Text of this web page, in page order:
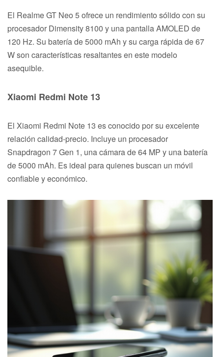
El Realme GT Neo 5 ofrece un rendimiento sólido con su
procesador Dimensity 8100 y una pantalla AMOLED de
120 Hz. Su batería de 5000 mAh y su carga rápida de 67
W son características resaltantes en este modelo
asequible.
Xiaomi Redmi Note 13
El Xiaomi Redmi Note 13 es conocido por su excelente
relación calidad-precio. Incluye un procesador
Snapdragon 7 Gen 1, una cámara de 64 MP y una batería
de 5000 mAh. Es ideal para quienes buscan un móvil
confiable y económico.